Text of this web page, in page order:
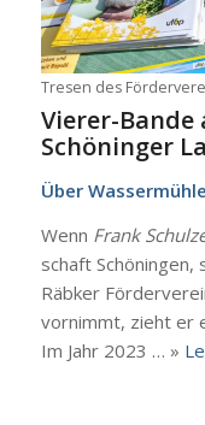
Tre­sen des
Vie­­rer-Ban­­de
Schö­nin­ger
Über
Wenn Frank
schaft
Räb­ker
vor­nimmt, zieht er
Im Jahr 2023 … »